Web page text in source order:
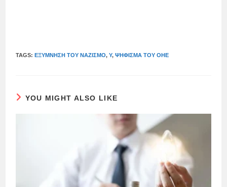
TAGS:ΕΞΎΜΝΗΣΗ ΤΟΥ ΝΑΖΙΣΜΟ, Ύ, ΨΉΦΙΣΜΑ ΤΟΥ ΟΗΕ
YOU MIGHT ALSO LIKE